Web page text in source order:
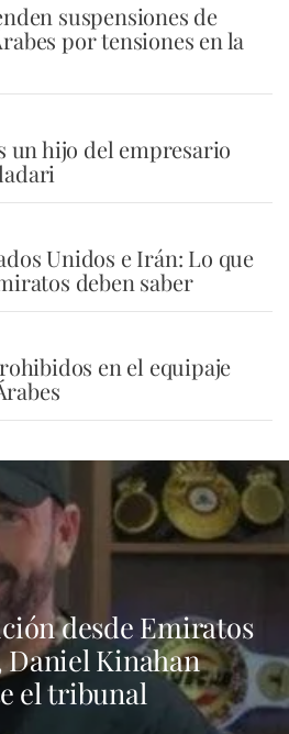
suspensiones de
por tensiones en la
un hijo del empresario
Unidos e Irán: Lo que
deben saber
en el equipaje
desde Emiratos
Daniel Kinahan
el tribunal